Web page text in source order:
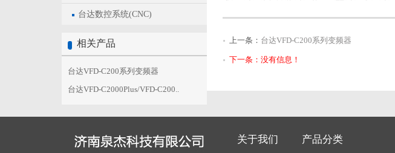
台达数控系统(CNC)
相关产品
台达VFD-C200系列变频器
台达VFD-C2000Plus/VFD-C200..
上一条： 台达VFD-C200系列变频器
下一条：没有信息！
关于我们 产品分类